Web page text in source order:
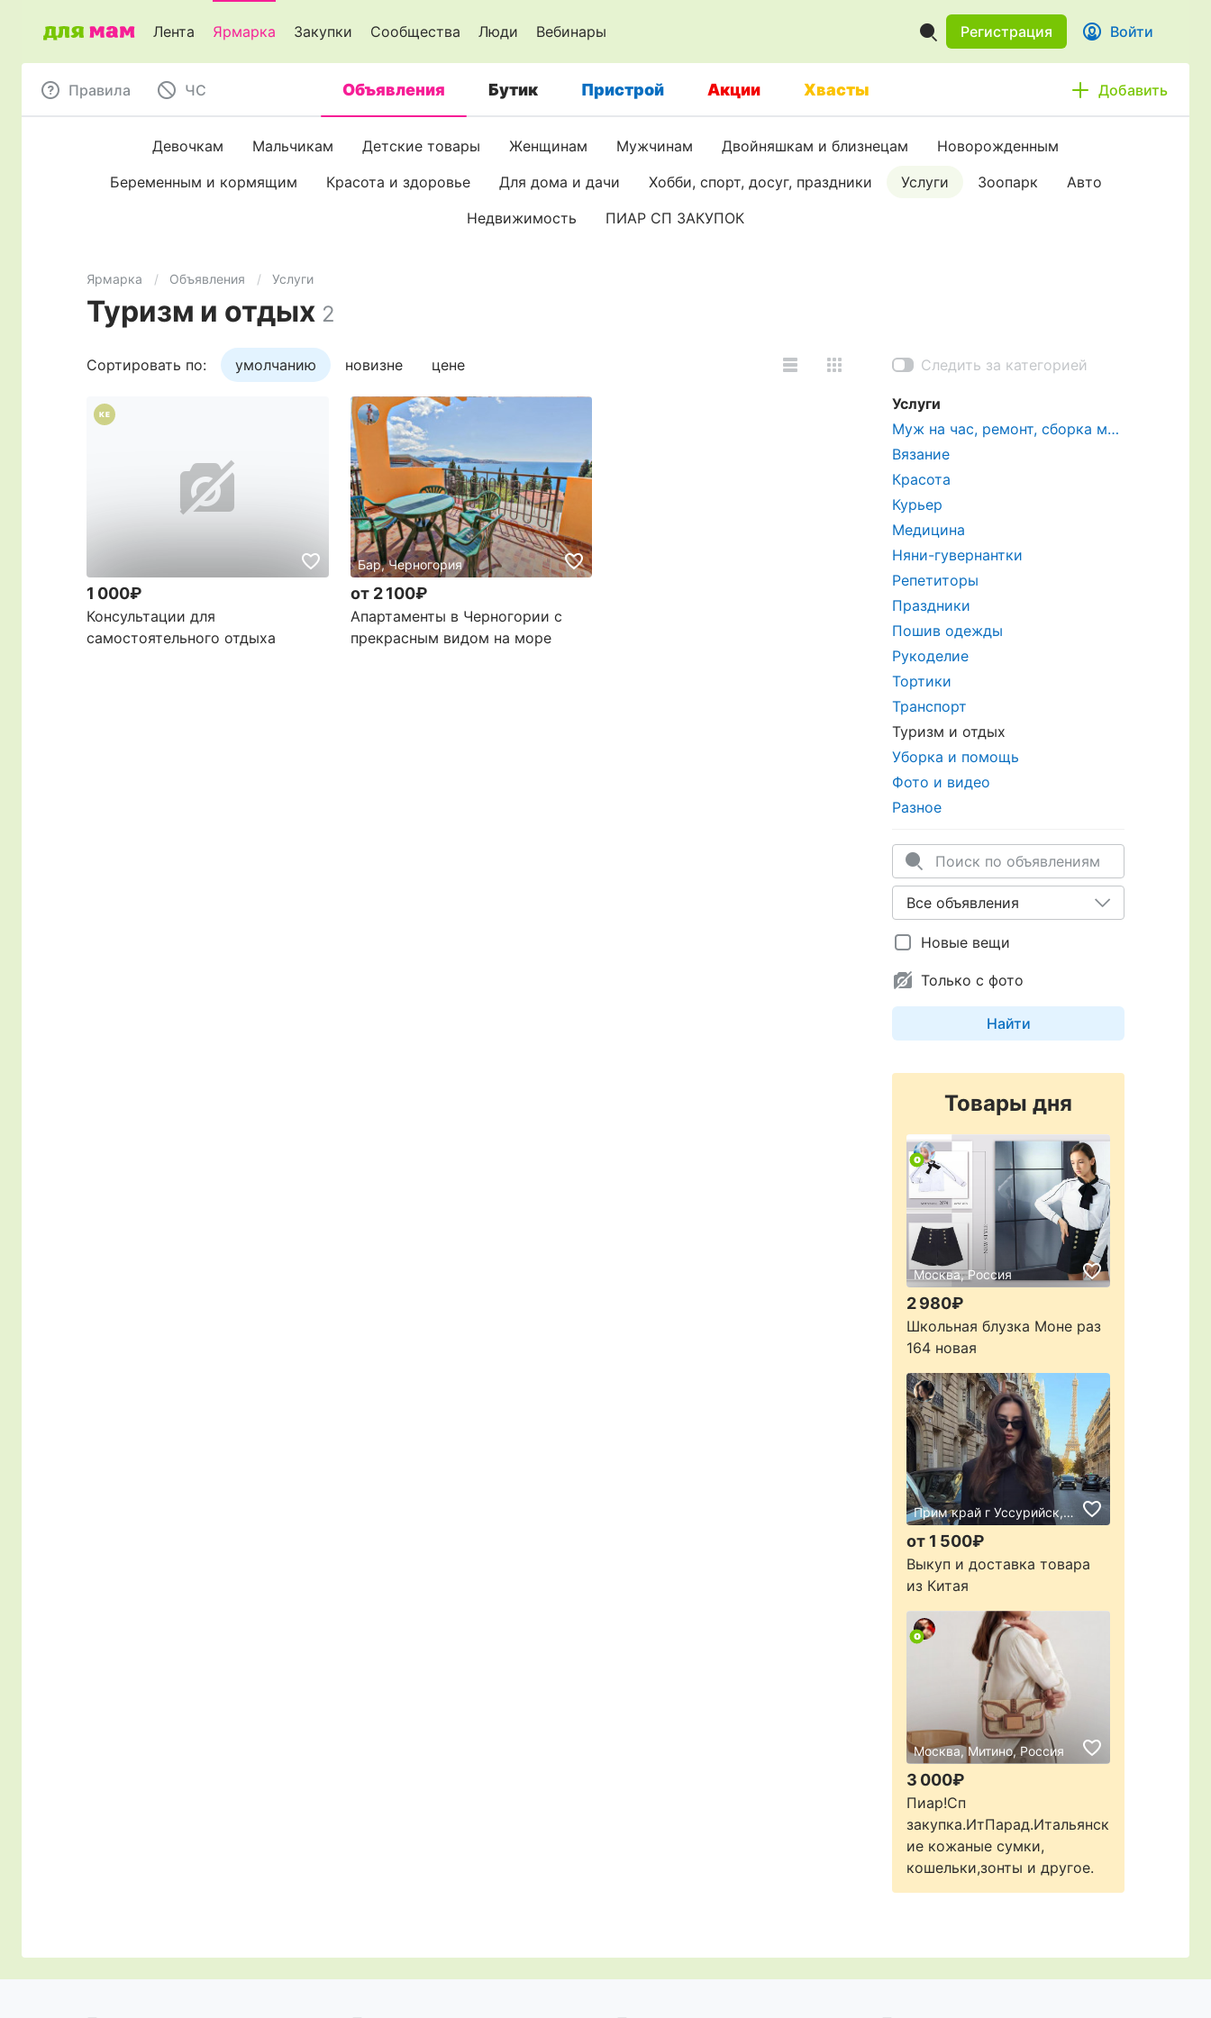
Лента Ярмарка Закупки Сообщества Люди Вебинары Регистрация Войти
Правила ЧC Добавить
Объявления Бутик Пристрой Акции Хвасты
Девочкам Мальчикам Детские товары Женщинам Мужчинам Двойняшкам и близнецам
Новорожденным
Беременным и кормящим
Красота и здоровье Для дома и дачи Хобби, спорт, досуг, праздники Услуги Зоопарк
Авто
Недвижимость
ПИАР СП ЗАКУПОК
Ярмарка Объявления Услуги
Туризм и отдых 2
Сортировать по: умолчанию новизне цене
КЕ
1 000₽
Консультации для
самостоятельного отдыха
Бар, Черногория
от 2 100₽
Апартаменты в Черногории с
прекрасным видом на море
Следить за категорией
Услуги
Муж на час, ремонт, сборка мебели
Вязание
Красота
Курьер
Медицина
Няни-гувернантки
Репетиторы
Праздники
Пошив одежды
Рукоделие
Тортики
Транспорт
Туризм и отдых
Уборка и помощь
Фото и видео
Разное
Новые вещи
Только с фото
Найти
Товары дня
Москва, Россия
2 980₽
Школьная блузка Моне раз
164 новая
Прим край г Уссурийск, Россия
от 1 500₽
Выкуп и доставка товара
из Китая
Москва, Митино, Россия
3 000₽
Пиар!Сп
закупка.ИтПарад.Итальянск
ие кожаные сумки,
кошельки,зонты и другое.